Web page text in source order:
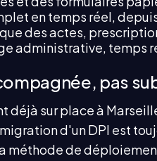
en temps réel,
des actes,
administrative, temps
pas
déjà sur place à
d'un DPI est
méthode de